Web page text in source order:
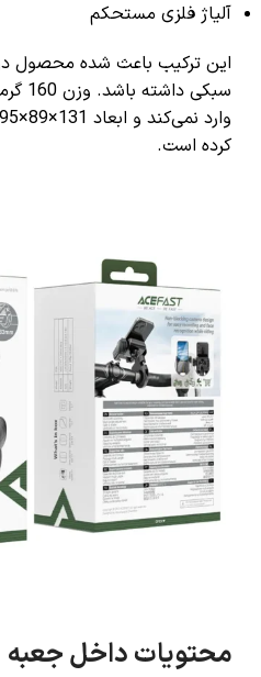
آلیاژ فلزی مستحکم
این ترکیب باعث شده محصول
کرده است.
محتویات داخل جعبه